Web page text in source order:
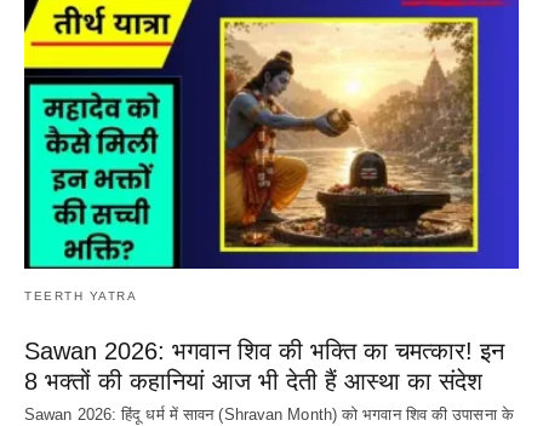
TEERTH YATRA
Sawan 2026: भगवान शिव की भक्ति का चमत्कार! इन
8 भक्तों की कहानियां आज भी देती हैं आस्था का संदेश
Sawan 2026: हिंदू धर्म में सावन (Shravan Month) को भगवान शिव की उपासना के